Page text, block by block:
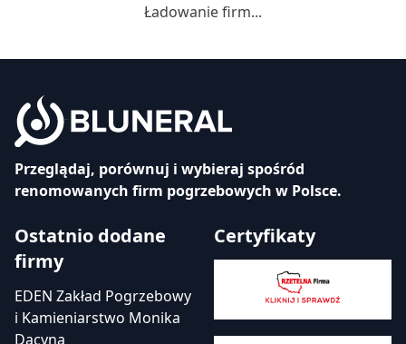
Ładowanie firm...
Przeglądaj, porównuj i wybieraj spośród
renomowanych firm pogrzebowych w Polsce.
Ostatnio dodane
firmy
EDEN Zakład Pogrzebowy
i Kamieniarstwo Monika
Dacyna
Certyfikaty